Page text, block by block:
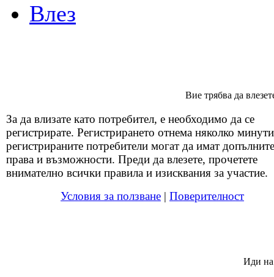
Влез
Вие трябва да
За да влизате като потребител, е необходимо да се
регистрирате. Регистрирането отнема няколко
регистрираните потребители могат да имат
права и възможности. Преди да влезете, прочетете
внимателно всички правила и изисквания за участие.
Условия за ползване | Поверителност
Иди